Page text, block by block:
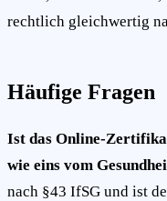
rechtlich gleichwertig
Häufige Fragen
Ist das Online-
wie eins vom
nach §43 IfSG und ist